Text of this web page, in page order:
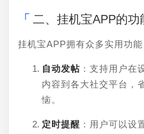
二、挂机宝APP的功
挂机宝APP拥有众多实用功能
自动发帖 ：支持用户在
内容到各大社交平台，
恼。
定时提醒 ：用户可以设